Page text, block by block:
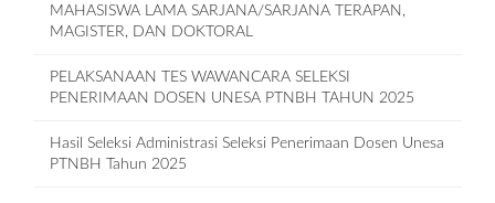
MAHASISWA LAMA SARJANA/SARJANA TERAPAN,
MAGISTER, DAN DOKTORAL
PELAKSANAAN TES WAWANCARA SELEKSI
PENERIMAAN DOSEN UNESA PTNBH TAHUN 2025
Hasil Seleksi Administrasi Seleksi Penerimaan Dosen Unesa
PTNBH Tahun 2025